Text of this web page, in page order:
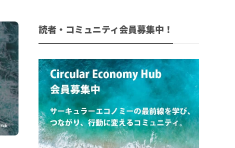
読者・コミュニティ会員募集中！